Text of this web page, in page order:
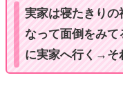
実家は寝たきりの
なって面倒をみ
に実家へ行く→そ